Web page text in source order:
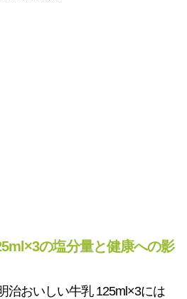
の塩分量と健康への影
治おいしい牛乳 125ml×3には